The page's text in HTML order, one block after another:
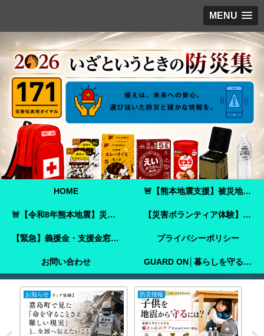
MENU
HOME 🚨【熊本地震支援】被災地へ必要な支援物資を届けませんか？｜Amazonほしい物リストで今すぐ支援できます🚨
🚨【令和8年熊本地震】災害ボランティア参加ガイド｜事前登録・申し込み方法・ボランティア活動保険🚨 【災害ボランティア体験】嘉島町で見た「命を守ることさえ難しい現実」と、全国へ伝えたいこと
【緊急】義援金・支援金窓口のご案内 プライバシーポリシー
お問い合わせ GUARD ON│暮らしを守る防犯ガイド
注意喚起 注意喚起